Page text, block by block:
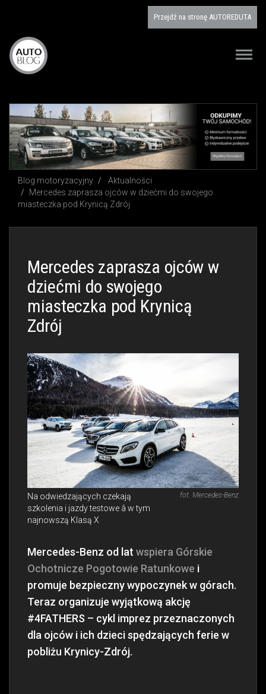
Przejdź na stronę AUTOREDUTA
Toggle
Blog motoryzacyjny
Aktualności
Mercedes zaprasza ojców w dziećmi do swojego
miasteczka pod Krynicą Zdrój
Mercedes zaprasza ojców w
dziećmi do swojego
miasteczka pod Krynicą
Zdrój
Na odwiedzających czekają
szkolenia i jazdy testowe â w tym
najnowszą Klasą X
fot. Mercedes-Benz
Mercedes-Benz od lat wspiera Górskie
Ochotnicze Pogotowie Ratunkowe i
promuje bezpieczny wypoczynek w górach.
Teraz organizuje wyjątkową akcję
#4FATHERS – cykl imprez przeznaczonych
dla ojców i ich dzieci spędzających ferie w
pobliżu Krynicy-Zdrój.